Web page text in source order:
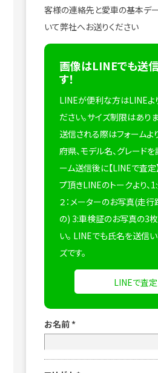
客様の連絡先と愛車の基本デ
いて弊社へお送りください
画像はLINEでも送
す！
LINEが便利な方はLINEよ
ださい。サイズ制限はありま
送信される際はフォームよ
府県、モデル名、グレードを
ーム送信後に【LINEで査定
プ頂きLINEのトークより、
２：メーターのお写真(走
の) 3:車検証のお写真の3
い。 LINEでも氏名を送信
ズです。
LINEで査定
お名前 *